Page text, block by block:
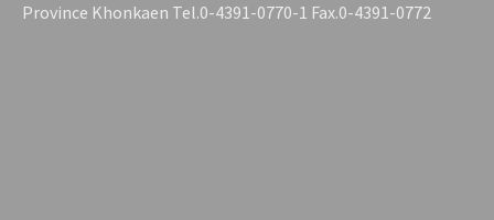
Province Khonkaen Tel.0-4391-0770-1 Fax.0-4391-0772